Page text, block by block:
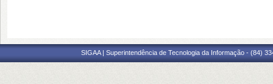
SIGAA | Superintendência de Tecnologia da Informação - (84)